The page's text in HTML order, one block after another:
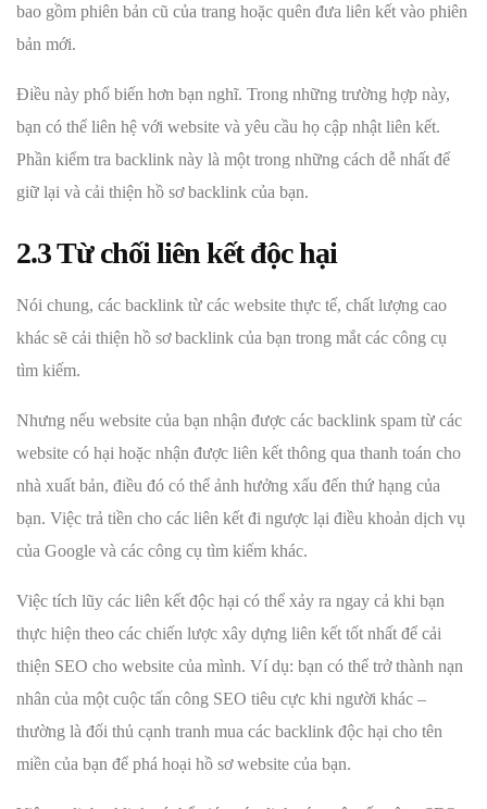
bao gồm phiên bản cũ của trang hoặc quên đưa liên kết vào phiên
bản mới.
Điều này phổ biến hơn bạn nghĩ. Trong những trường hợp này,
bạn có thể liên hệ với website và yêu cầu họ cập nhật liên kết.
Phần kiểm tra backlink này là một trong những cách dễ nhất để
giữ lại và cải thiện hồ sơ backlink của bạn.
2.3 Từ chối liên kết độc hại
Nói chung, các backlink từ các website thực tế, chất lượng cao
khác sẽ cải thiện hồ sơ backlink của bạn trong mắt các công cụ
tìm kiếm.
Nhưng nếu website của bạn nhận được các backlink spam từ các
website có hại hoặc nhận được liên kết thông qua thanh toán cho
nhà xuất bản, điều đó có thể ảnh hưởng xấu đến thứ hạng của
bạn. Việc trả tiền cho các liên kết đi ngược lại điều khoản dịch vụ
của Google và các công cụ tìm kiếm khác.
Việc tích lũy các liên kết độc hại có thể xảy ra ngay cả khi bạn
thực hiện theo các chiến lược xây dựng liên kết tốt nhất để cải
thiện SEO cho website của mình. Ví dụ: bạn có thể trở thành nạn
nhân của một cuộc tấn công SEO tiêu cực khi người khác –
thường là đối thủ cạnh tranh mua các backlink độc hại cho tên
miền của bạn để phá hoại hồ sơ website của bạn.